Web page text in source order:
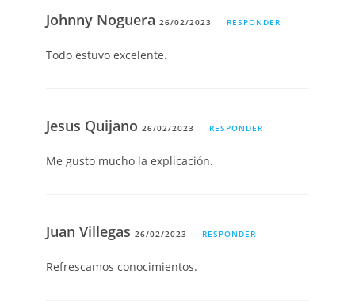
Johnny Noguera26/02/2023 RESPONDER
Todo estuvo excelente.
Jesus Quijano26/02/2023 RESPONDER
Me gusto mucho la explicación.
Juan Villegas26/02/2023 RESPONDER
Refrescamos conocimientos.